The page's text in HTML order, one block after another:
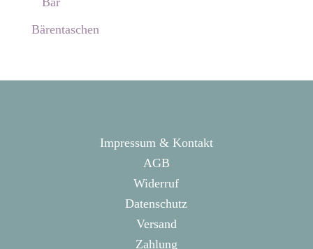
Bärentaschen
Impressum & Kontakt
AGB
Widerruf
Datenschutz
Versand
Zahlung